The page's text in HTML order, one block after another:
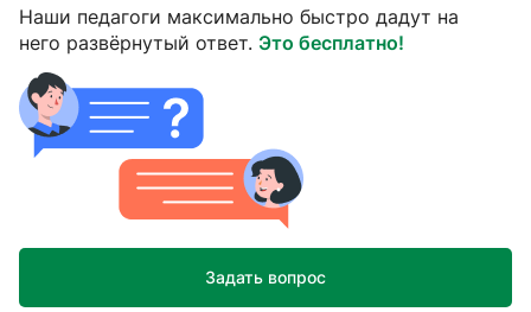
Наши педагоги максимально быстро дадут на
него развёрнутый ответ. Это бесплатно!
Задать вопрос